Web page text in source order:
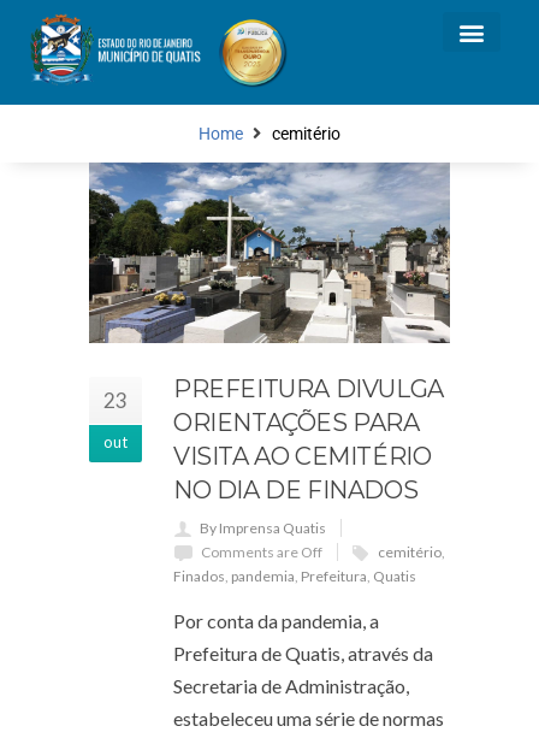
Home cemitério
23
out
PREFEITURA DIVULGA
ORIENTAÇÕES PARA
VISITA AO CEMITÉRIO
NO DIA DE FINADOS
By Imprensa Quatis
Comments are Off
cemitério,
Finados, pandemia, Prefeitura, Quatis
Por conta da pandemia, a
Prefeitura de Quatis, através da
Secretaria de Administração,
estabeleceu uma série de normas